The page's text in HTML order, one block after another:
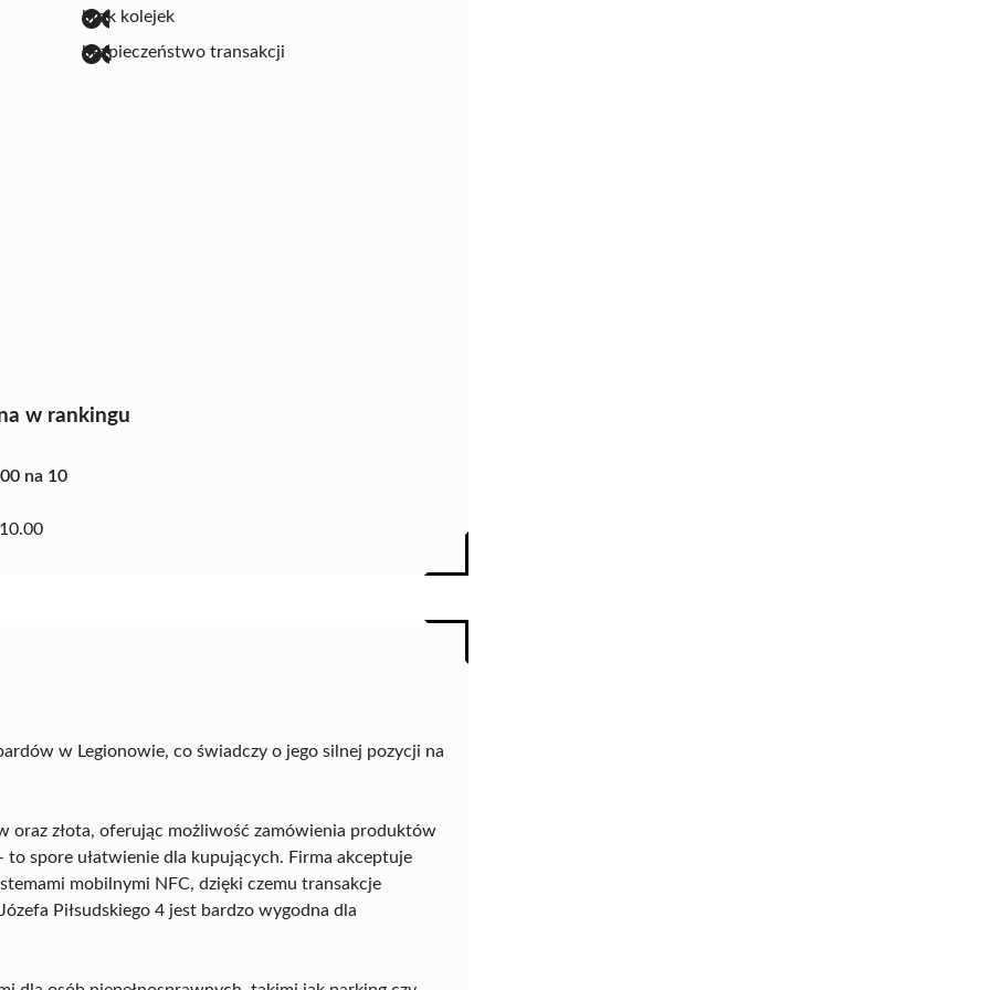
brak kolejek
bezpieczeństwo transakcji
w rankingu
na 10
10.00
w Legionowie, co świadczy o jego silnej pozycji na
oraz złota, oferując możliwość zamówienia produktów
spore ułatwienie dla kupujących. Firma akceptuje
mobilnymi NFC, dzięki czemu transakcje
Piłsudskiego 4 jest bardzo wygodna dla